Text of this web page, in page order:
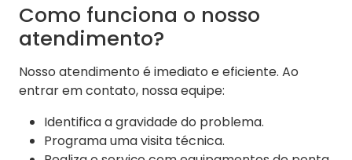
Como funciona o nosso
atendimento?
Nosso atendimento é imediato e eficiente. Ao
entrar em contato, nossa equipe:
Identifica a gravidade do problema.
Programa uma visita técnica.